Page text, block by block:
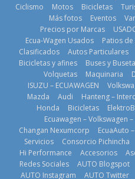
Mercado
automotor
ecuatoriano
creció un 28%
en julio de
2026
4 de agosto de
La
Ecuador
edición
recorre
días
1 de
2026
Ciclismo
Motos Bicicletas
Más fotos
Eventos
Precios por Marcas
Ecua-Wagen Usados
Patios
Clasificados
Autos Particulares
Bicicletas y afines
Buses y
Volquetas
Maquinaria
ISUZU – ECUAWAGEN
Mazda
Audi Hanteng –
Honda
Bicicletas
Ecuawagen – Volkswagen –
Changan Nexumcorp
EcuaAuto
Servicios
Consorcio Pichincha
Hi Performance
Accesorios
Redes Sociales
AUTO Blogspot
AUTO Instagram
AUTO Twitter